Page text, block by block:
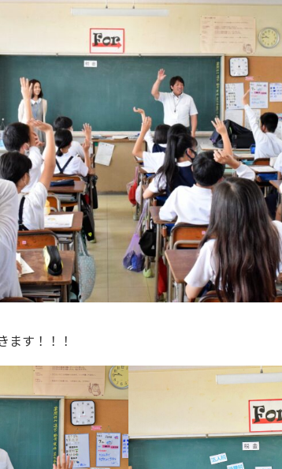
ます！！！